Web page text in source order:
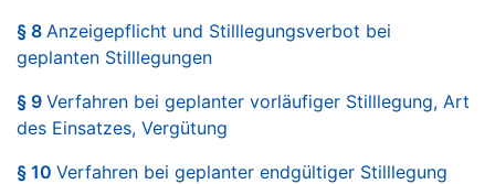
§ 8 Anzeigepflicht und Stilllegungsverbot bei
geplanten Stilllegungen
§ 9 Verfahren bei geplanter vorläufiger Stilllegung, Art
des Einsatzes, Vergütung
§ 10 Verfahren bei geplanter endgültiger Stilllegung